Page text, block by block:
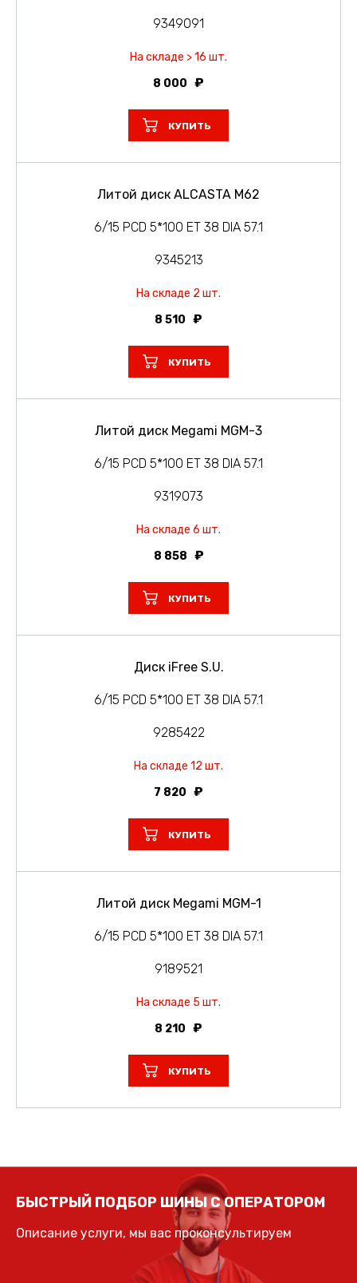
9349091
На складе > 16 шт.
8 000
КУПИТЬ
Литой диск ALCASTA M62
6/15 PCD 5*100 ET 38 DIA 57.1
9345213
На складе 2 шт.
8 510
КУПИТЬ
Литой диск Megami MGM-3
6/15 PCD 5*100 ET 38 DIA 57.1
9319073
На складе 6 шт.
8 858
КУПИТЬ
Диск iFree S.U.
6/15 PCD 5*100 ET 38 DIA 57.1
9285422
На складе 12 шт.
7 820
КУПИТЬ
Литой диск Megami MGM-1
6/15 PCD 5*100 ET 38 DIA 57.1
9189521
На складе 5 шт.
8 210
КУПИТЬ
БЫСТРЫЙ ПОДБОР ШИНЫ С ОПЕРАТОРОМ
Описание услуги, мы вас проконсультируем